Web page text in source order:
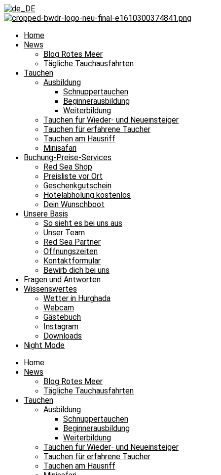
Home
News
Blog Rotes Meer
Tägliche Tauchausfahrten
Tauchen
Ausbildung
Schnuppertauchen
Beginnerausbildung
Weiterbildung
Tauchen für Wieder- und Neueinsteiger
Tauchen für erfahrene Taucher
Tauchen am Hausriff
Minisafari
Buchung-Preise-Services
Red Sea Shop
Preisliste vor Ort
Geschenkgutschein
Hotelabholung kostenlos
Dein Wunschboot
Unsere Basis
So sieht es bei uns aus
Unser Team
Red Sea Partner
Öffnungszeiten
Kontaktformular
Bewirb dich bei uns
Fragen und Antworten
Wissenswertes
Wetter in Hurghada
Webcam
Gästebuch
Instagram
Downloads
Night Mode
Home
News
Blog Rotes Meer
Tägliche Tauchausfahrten
Tauchen
Ausbildung
Schnuppertauchen
Beginnerausbildung
Weiterbildung
Tauchen für Wieder- und Neueinsteiger
Tauchen für erfahrene Taucher
Tauchen am Hausriff